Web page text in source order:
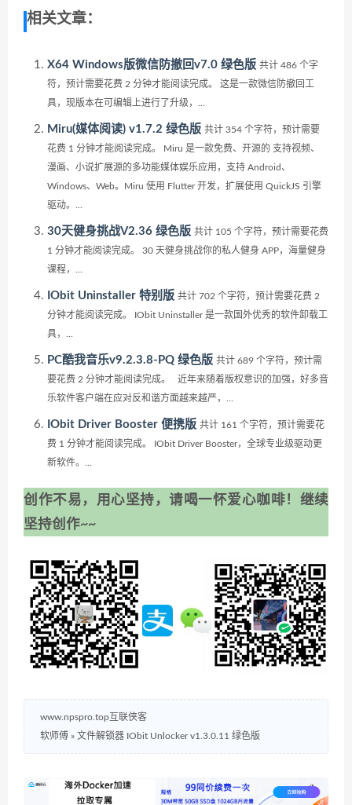
相关文章：
X64 Windows版微信防撤回v7.0 绿色版 共计 486 个字
符，预计需要花费 2 分钟才能阅读完成。 这是一款微信防撤回工
具，现版本在可编辑上进行了升级，...
Miru(媒体阅读) v1.7.2 绿色版 共计 354 个字符，预计需要
花费 1 分钟才能阅读完成。 Miru 是一款免费、开源的 支持视频、
漫画、小说扩展源的多功能媒体娱乐应用，支持 Android、
Windows、Web。Miru 使用 Flutter 开发，扩展使用 QuickJS 引擎
驱动。...
30天健身挑战V2.36 绿色版 共计 105 个字符，预计需要花费
1 分钟才能阅读完成。 30 天健身挑战你的私人健身 APP，海量健身
课程，...
IObit Uninstaller 特别版 共计 702 个字符，预计需要花费 2
分钟才能阅读完成。 IObit Uninstaller 是一款国外优秀的软件卸载工
具，...
PC酷我音乐v9.2.3.8-PQ 绿色版 共计 689 个字符，预计需
要花费 2 分钟才能阅读完成。 近年来随着版权意识的加强，好多音
乐软件客户端在应对反和谐方面越来越严，...
IObit Driver Booster 便携版 共计 161 个字符，预计需要花
费 1 分钟才能阅读完成。 IObit Driver Booster，全球专业级驱动更
新软件。...
创作不易，用心坚持，请喝一怀爱心咖啡！继续
坚持创作~~
www.npspro.top互联侠客
软师傅 » 文件解锁器 IObit Unlocker v1.3.0.11 绿色版